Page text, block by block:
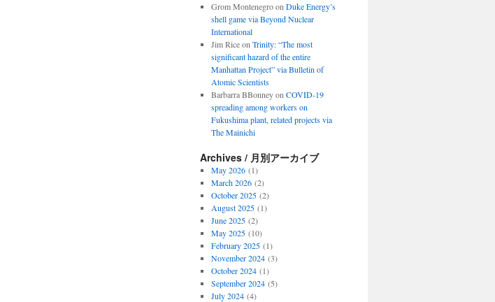
Grom Montenegroon Duke Energy’s
shell game via Beyond Nuclear
International
Jim Riceon Trinity: “The most
significant hazard of the entire
Manhattan Project” via Bulletin of
Atomic Scientists
Barbarra BBonneyon COVID-19
spreading among workers on
Fukushima plant, related projects via
The Mainichi
Archives / 月別アーカイブ
May 2026(1)
March 2026(2)
October 2025(2)
August 2025(1)
June 2025(2)
May 2025(10)
February 2025(1)
November 2024(3)
October 2024(1)
September 2024(5)
July 2024(4)